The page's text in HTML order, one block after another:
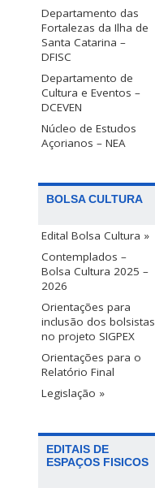
Departamento das
Fortalezas da Ilha de
Santa Catarina –
DFISC
Departamento de
Cultura e Eventos –
DCEVEN
Núcleo de Estudos
Açorianos – NEA
BOLSA CULTURA
Edital Bolsa Cultura »
Contemplados –
Bolsa Cultura 2025 –
2026
Orientações para
inclusão dos bolsistas
no projeto SIGPEX
Orientações para o
Relatório Final
Legislação »
EDITAIS DE
ESPAÇOS FISICOS